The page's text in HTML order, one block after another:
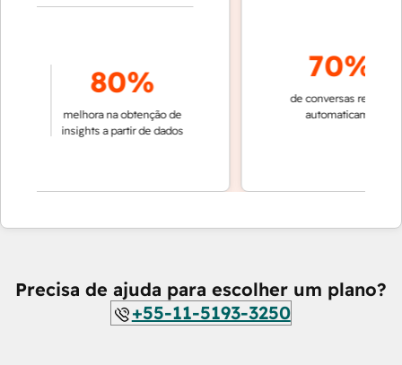
80%
melhora na obtenção de
insights a partir de dados
70%+
de conversas resolvidas
automaticamente
Precisa de ajuda para escolher um plano?
+55-11-5193-3250